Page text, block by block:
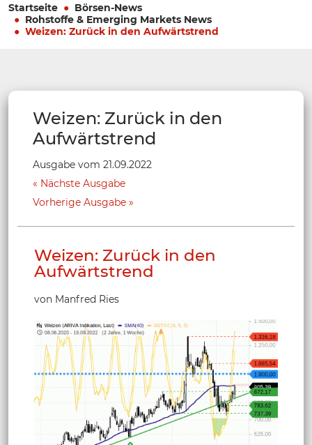
Startseite
Börsen-News
Rohstoffe & Emerging Markets News
Weizen: Zurück in den Aufwärtstrend
Weizen: Zurück in den
Aufwärtstrend
Ausgabe vom 21.09.2022
Nächste Ausgabe
Vorherige Ausgabe
Weizen: Zurück in den
Aufwärtstrend
von Manfred Ries